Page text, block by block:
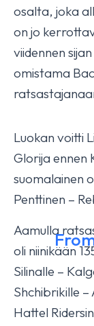
osalta, joka
on jo
viidennen
omistama
Luokan voitti
Glorija ennen
suomalainen
Penttinen –
Aamulla
oli niinikään
Silinalle –
Shchibrikille –
Hattel
YLEINEN